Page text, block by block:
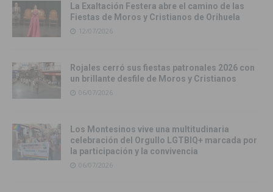
La Exaltación Festera abre el camino de las
Fiestas de Moros y Cristianos de Orihuela
12/07/2026
Rojales cerró sus fiestas patronales 2026 con
un brillante desfile de Moros y Cristianos
06/07/2026
Los Montesinos vive una multitudinaria
celebración del Orgullo LGTBIQ+ marcada por
la participación y la convivencia
06/07/2026